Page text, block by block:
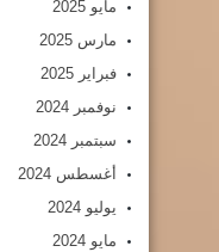
مايو 2025
مارس 2025
فبراير 2025
نوفمبر 2024
سبتمبر 2024
أغسطس 2024
يوليو 2024
مايو 2024